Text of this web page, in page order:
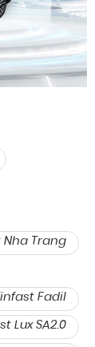
Trang
Fadil
Lux SA2.0